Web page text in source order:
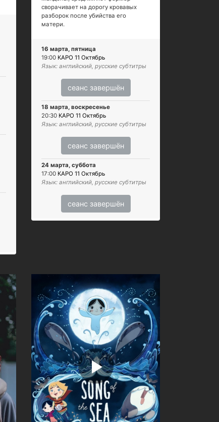
сворачивает на дорогу кровавых
разборок после убийства его
матери.
16 марта, пятница
19:00 КАРО 11 Октябрь
Язык: английский, русские субтитры
сеанс завершён
18 марта, воскресенье
20:30 КАРО 11 Октябрь
Язык: английский, русские субтитры
сеанс завершён
24 марта, суббота
17:00 КАРО 11 Октябрь
Язык: английский, русские субтитры
сеанс завершён